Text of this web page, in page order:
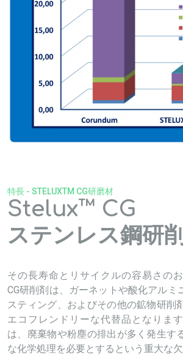
Stelux™ CG
ステンレス鋼研
特長 - STELUXTM CG研磨材
その長寿命とリサイクルの容易さの
CG研削剤は、ガーネットや酸化アルミ
スティング、およびその他の鉱物研削
エコフレンドリーな代替品となりま
は、廃棄物や粉塵の排出が多く発生す
な化学処理を必要とするという重大な欠